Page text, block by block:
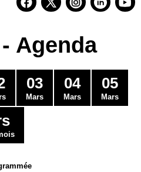
Agenda
03
Mars
04
Mars
05
Mars